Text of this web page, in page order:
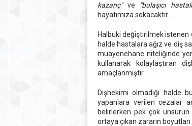
kazanç"ve "bulaşıcı
hayatımıza sokacaktır.
Halbuki değiştirilmek istenen
halde hastalara ağız ve diş
muayenehane niteliğinde
kullanarak kolaylaştıran
amaçlanmıştır.
Dişhekimi olmadığı halde
yapanlara verilen cezalar
belirlerken pek çok unsurun
ortaya çıkan zararın